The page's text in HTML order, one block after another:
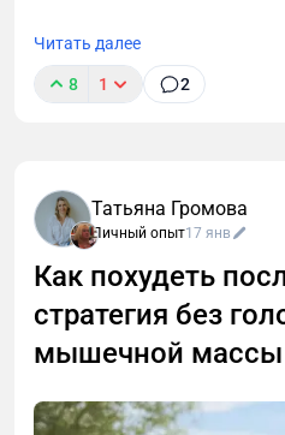
Читать далее
8 1 2
Татьяна Громова
Личный опыт17 янв
Как похудеть
стратегия без
мышечной массы